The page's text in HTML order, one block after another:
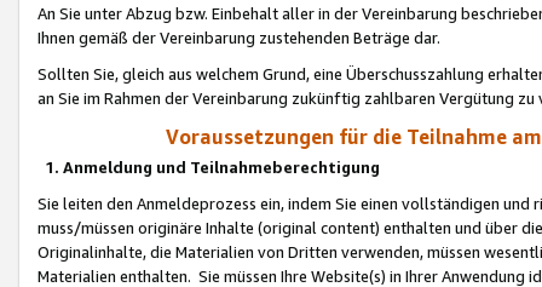
An Sie unter Abzug bzw. Einbehalt aller in der Vereinbarung
Ihnen gemäß der Vereinbarung zustehenden Beträge dar.
Sollten Sie, gleich aus welchem Grund, eine Überschusszahlung
an Sie im Rahmen der Vereinbarung zukünftig zahlbaren Vergütung zu
Voraussetzungen für die Teilnahme
1. Anmeldung und Teilnahmeberechtigung
Sie leiten den Anmeldeprozess ein, indem Sie einen vollständigen
muss/müssen originäre Inhalte (original content) enthalten und über
Originalinhalte, die Materialien von Dritten verwenden, müssen
Materialien enthalten. Sie müssen Ihre Website(s) in Ihrer Anwendung